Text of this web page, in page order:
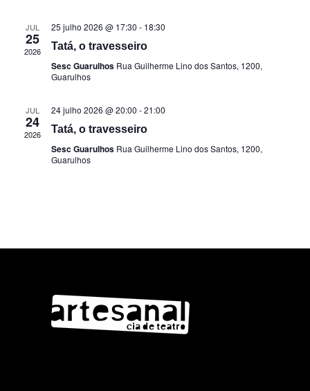
JUL
25
2026
25 julho 2026 @ 17:30 - 18:30
Tatá, o travesseiro
Sesc Guarulhos Rua Guilherme Lino dos Santos, 1200,
Guarulhos
JUL
24
2026
24 julho 2026 @ 20:00 -21:00
Tatá, o travesseiro
Sesc Guarulhos Rua Guilherme Lino dos Santos, 1200,
Guarulhos